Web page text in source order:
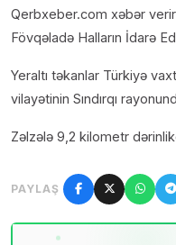
Qerbxeber.com xəbər
Fövqəladə Halların İdarə
Yeraltı təkanlar Türkiyə
vilayətinin Sındırqı
Zəlzələ 9,2 kilometr
PAYLAŞ